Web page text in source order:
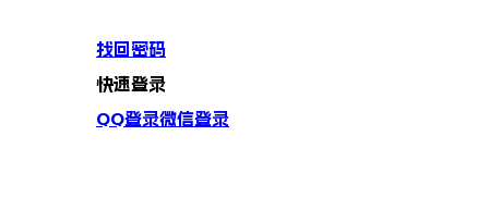
找回密码
快速登录
QQ登录微信登录